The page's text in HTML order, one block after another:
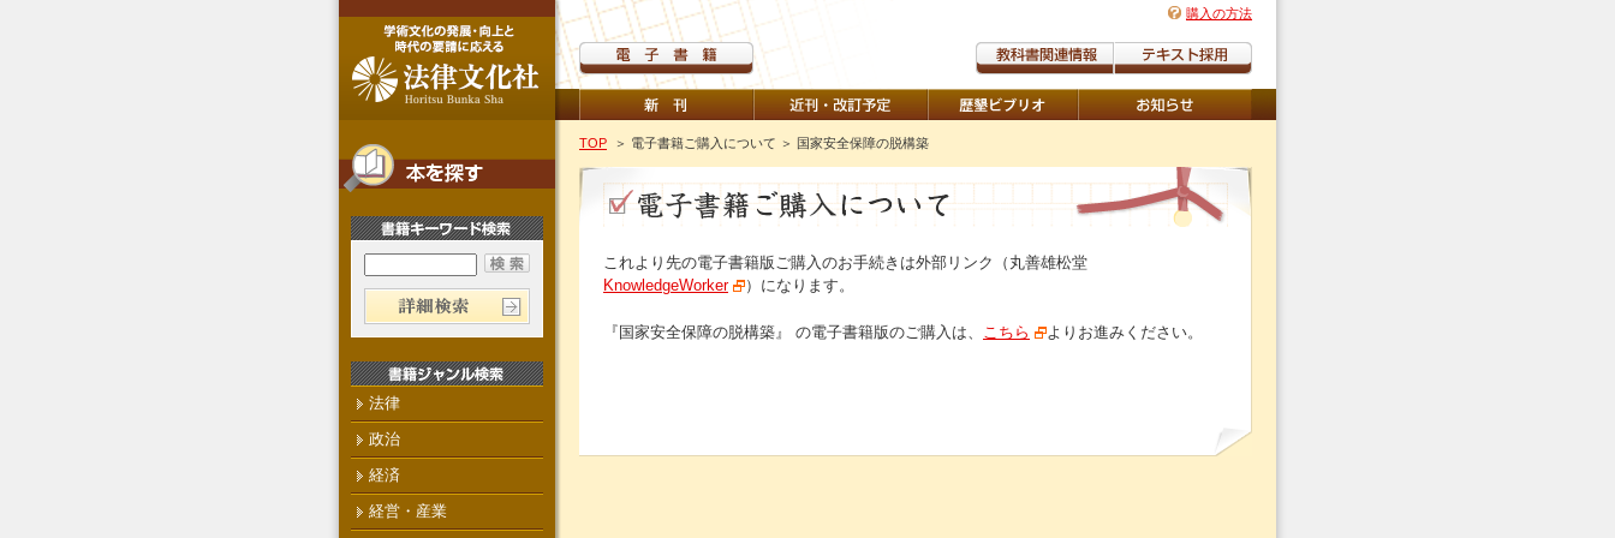
購入の方法
TOP ＞ 電子書籍ご購入について ＞ 国家安全保障の脱構築
これより先の電子書籍版ご購入のお手続きは外部リンク（丸善雄松堂
KnowledgeWorker
）になります。
『国家安全保障の脱構築』 の電子書籍版のご購入は、 こちら よりお進みください。
法律
政治
経済
経営・産業